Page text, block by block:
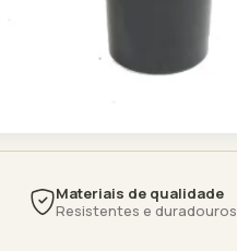
Materiais de qualidade
Resistentes e duradouros